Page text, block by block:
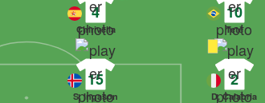
15
S. Ingason
2
D. Calabria
4
Chirivella
10
Tetê